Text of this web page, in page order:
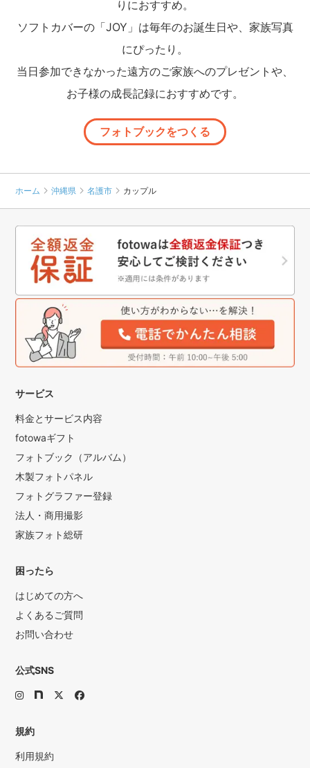
りにおすすめ。
ソフトカバーの「JOY」は毎年のお誕生日や、家族写真
にぴったり。
当日参加できなかった遠方のご家族へのプレゼントや、
お子様の成長記録におすすめです。
フォトブックをつくる
ホーム 沖縄県 名護市 カップル
サービス
料金とサービス内容
fotowaギフト
フォトブック（アルバム）
木製フォトパネル
フォトグラファー登録
法人・商用撮影
家族フォト総研
困ったら
はじめての方へ
よくあるご質問
お問い合わせ
公式SNS
規約
利用規約